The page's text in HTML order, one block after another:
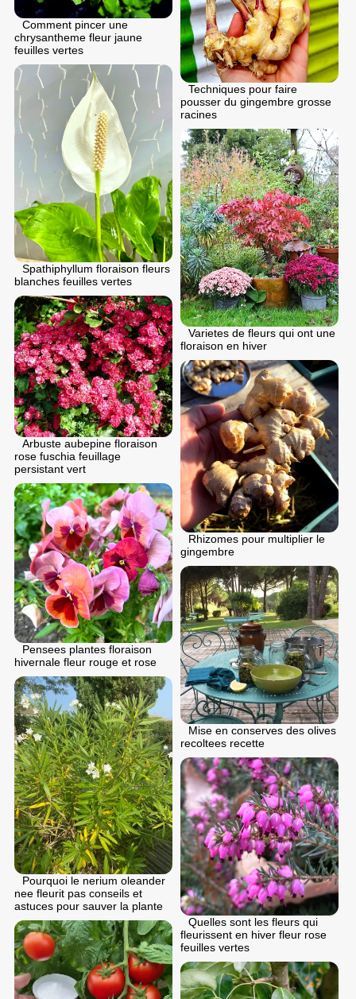
Comment pincer une
chrysantheme fleur jaune
feuilles vertes
Techniques pour faire
pousser du gingembre grosse
racines
Spathiphyllum floraison fleurs
blanches feuilles vertes
Varietes de fleurs qui ont une
floraison en hiver
Arbuste aubepine floraison
rose fuschia feuillage
persistant vert
Rhizomes pour multiplier le
gingembre
Pensees plantes floraison
hivernale fleur rouge et rose
Mise en conserves des olives
recoltees recette
Pourquoi le nerium oleander
nee fleurit pas conseils et
astuces pour sauver la plante
Quelles sont les fleurs qui
fleurissent en hiver fleur rose
feuilles vertes